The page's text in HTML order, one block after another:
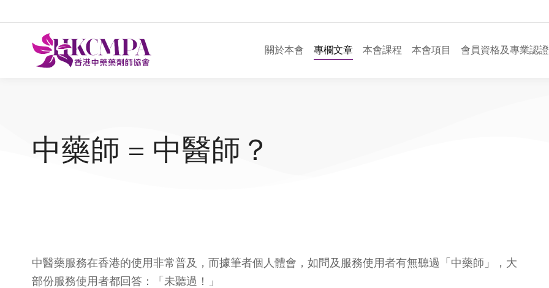
關於本會 專欄文章 本會課程 本會項目 會員資格及專業認證
中藥師 = 中醫師？
中醫藥服務在香港的使用非常普及，而據筆者個人體會，如問及服務使用者有無聽過「中藥師」，大
部份服務使用者都回答：「未聽過！」